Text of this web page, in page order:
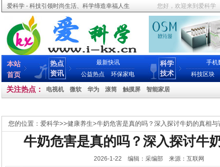
爱科学 - 科技引领时尚生活、科学缔造幸福人生 您好，欢迎来到爱科学
本站
首页
热点
资讯
最新快讯
公益热点
环保家电
科学
技术
手机
科技区块
关注热点： 电视机 微软 华为 滚筒 触摸屏 智能家居
您的位置： 爱科学>>健康养生>牛奶危害是真的吗？深入探讨牛奶的真相与
牛奶危害是真的吗？深入探讨牛
2026-1-22 编辑：采编部 来源：互联网